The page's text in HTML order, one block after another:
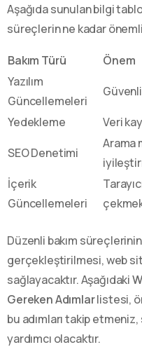
Aşağıda sunulan bilgi
süreçlerin ne kadar
Bakım Türü Önem
Yazılım
Güncellemeleri
Yedekleme
Veri
SEO Denetimi
Arama
İçerik
Güncellemeleri
Düzenli bakım
gerçekleştirilmesi, web
sağlayacaktır. Aşağıdaki
Gereken Adımlarlistesi,
bu adımları takip
yardımcı olacaktır.